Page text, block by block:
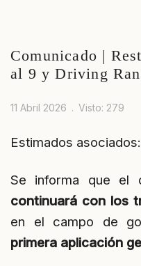
Comunicado |
al 9 y Driving
11 Abril 2026 Visto: 279
Estimados asociados:
Se informa que el
continuará con los
en el campo de
primera aplicación